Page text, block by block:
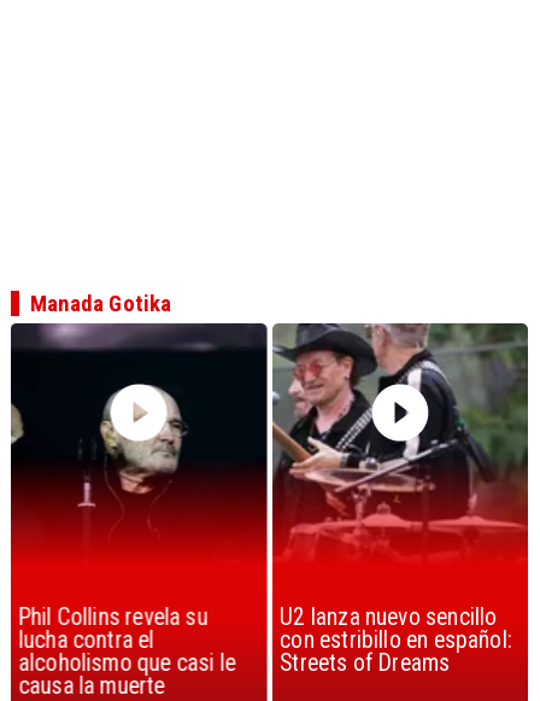
Phil Collins revela su
lucha contra el
alcoholismo que casi le
causa la muerte
U2 lanza nuevo sencillo
con estribillo en español:
Streets of Dreams
Manada Gotika